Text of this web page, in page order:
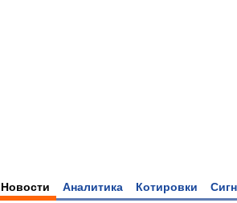
Новости Аналитика Котировки